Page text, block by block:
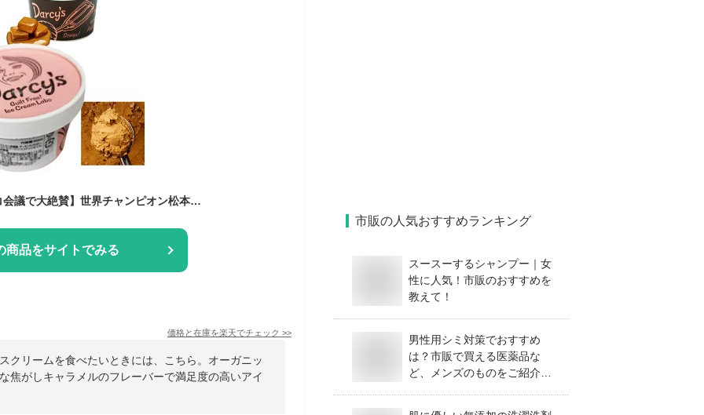
【日本テレビ マツコ会議で大絶賛】世界チャンピオン松本薫のアイス：豆乳焦がしキャラメル 90g（1個）紙コップ、ダシーズ ギルトフリーアイスクリームラボのアイスです。有機材料使用・オーガニック・健康・ヘルシー【楽天初】【楽天市場第1号】【アイスクリーム】♪
商品をサイトでみる
価格と在庫を楽天でチェック >>
クリームを食べたいときには、こちら。オーガニッ
焦がしキャラメルのフレーバーで満足度の高いアイ
市販の人気おすすめランキング
スースーするシャンプー｜女
性に人気！市販のおすすめを
教えて！
男性用シミ対策でおすすめ
は？市販で買える医薬品な
ど、メンズのものをご紹介く